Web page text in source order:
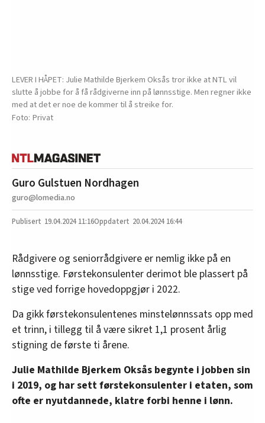
LEVER I HÅPET: Julie Mathilde Bjerkem Oksås tror ikke at NTL vil
slutte å jobbe for å få rådgiverne inn på lønnsstige. Men regner ikke
med at det er noe de kommer til å streike for.
Privat
Guro Gulstuen Nordhagen
guro@lomedia.no
19.04.2024 11:16 20.04.2024 16:44
Rådgivere og seniorrådgivere er nemlig ikke på en
lønnsstige. Førstekonsulenter derimot ble plassert på
stige ved forrige hovedoppgjør i 2022.
Da gikk førstekonsulentenes minstelønnssats opp med
et trinn, i tillegg til å være sikret 1,1 prosent årlig
stigning de første ti årene.
Julie Mathilde Bjerkem Oksås begynte i jobben sin
i 2019, og har sett førstekonsulenter i etaten, som
ofte er nyutdannede, klatre forbi henne i lønn.